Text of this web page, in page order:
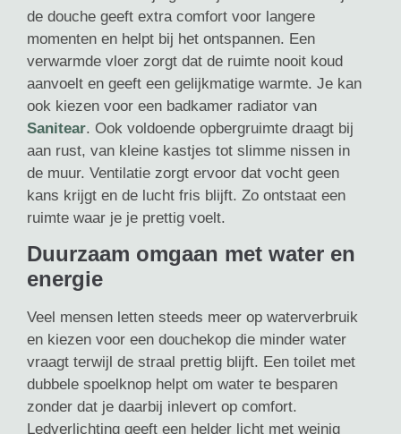
de douche geeft extra comfort voor langere
momenten en helpt bij het ontspannen. Een
verwarmde vloer zorgt dat de ruimte nooit koud
aanvoelt en geeft een gelijkmatige warmte. Je kan
ook kiezen voor een badkamer radiator van
Sanitear. Ook voldoende opbergruimte draagt bij
aan rust, van kleine kastjes tot slimme nissen in
de muur. Ventilatie zorgt ervoor dat vocht geen
kans krijgt en de lucht fris blijft. Zo ontstaat een
ruimte waar je je prettig voelt.
Duurzaam omgaan met water en
energie
Veel mensen letten steeds meer op waterverbruik
en kiezen voor een douchekop die minder water
vraagt terwijl de straal prettig blijft. Een toilet met
dubbele spoelknop helpt om water te besparen
zonder dat je daarbij inlevert op comfort.
Ledverlichting geeft een helder licht met weinig